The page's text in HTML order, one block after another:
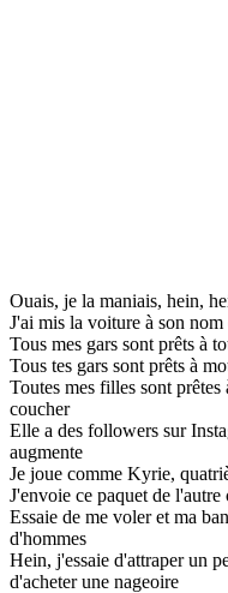
Ouais, je la maniais, hein,
J'ai mis la voiture à son
Tous mes gars sont prêts à
Tous tes gars sont prêts à
Toutes mes filles sont prêtes
coucher
Elle a des followers sur
augmente
Je joue comme Kyrie,
J'envoie ce paquet de
Essaie de me voler et ma
d'hommes
Hein, j'essaie d'attraper un
d'acheter une nageoire